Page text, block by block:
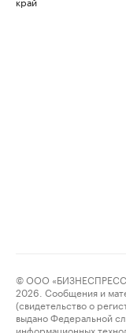
© ООО
2026. Сообщения и
(свидетельство о
выдано Федеральной
информационных